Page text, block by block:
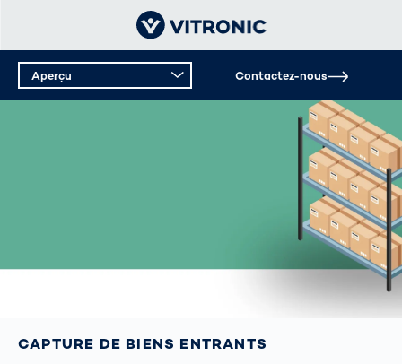
CAPTURE DE BIENS ENTRANTS
Aperçu Contactez-nous